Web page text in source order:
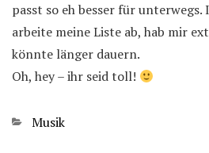
passt so eh besser für
arbeite meine Liste ab, hab mir
könnte länger dauern.
Oh, hey – ihr seid toll!
Kategorien
Musik